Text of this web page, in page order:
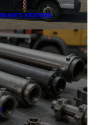
клапана
57-27
77-74